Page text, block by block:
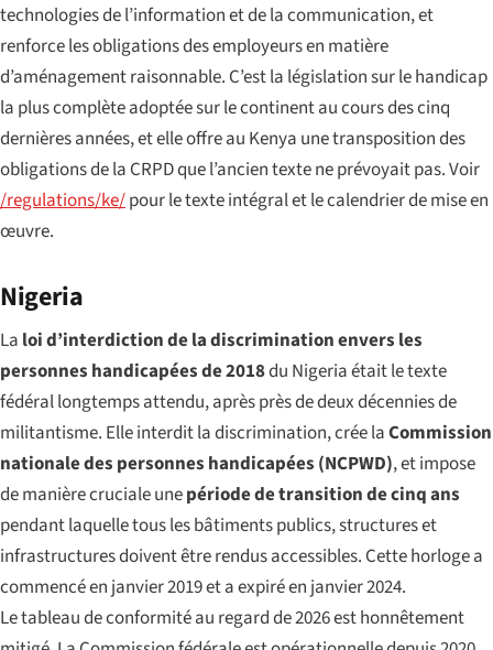
technologies de l’information et de la communication, et
renforce les obligations des employeurs en matière
d’aménagement raisonnable. C’est la législation sur le handicap
la plus complète adoptée sur le continent au cours des cinq
dernières années, et elle offre au Kenya une transposition des
obligations de la CRPD que l’ancien texte ne prévoyait pas. Voir
/regulations/ke/pour le texte intégral et le calendrier de mise en
œuvre.
Nigeria
La loi d’interdiction de la discrimination envers les
personnes handicapées de 2018du Nigeria était le texte
fédéral longtemps attendu, après près de deux décennies de
militantisme. Elle interdit la discrimination, crée laCommission
nationale des personnes handicapées (NCPWD), et impose
de manière cruciale unepériode de transition de cinq ans
pendant laquelle tous les bâtiments publics, structures et
infrastructures doivent être rendus accessibles. Cette horloge a
commencé en janvier 2019 et a expiré en janvier 2024.
Le tableau de conformité au regard de 2026 est honnêtement